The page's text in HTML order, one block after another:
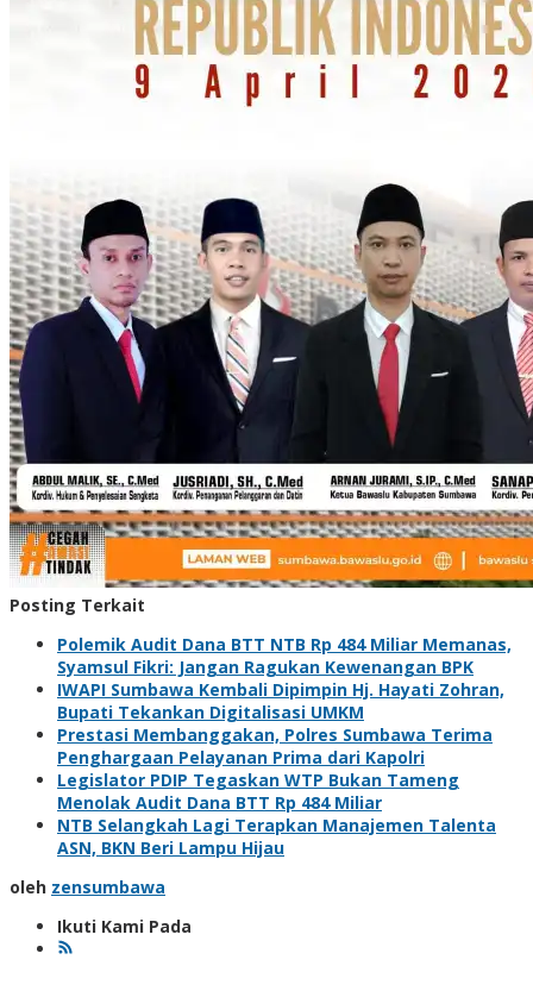
Posting Terkait
Polemik Audit Dana BTT NTB Rp 484 Miliar Memanas,
Syamsul Fikri: Jangan Ragukan Kewenangan BPK
IWAPI Sumbawa Kembali Dipimpin Hj. Hayati Zohran,
Bupati Tekankan Digitalisasi UMKM
Prestasi Membanggakan, Polres Sumbawa Terima
Penghargaan Pelayanan Prima dari Kapolri
Legislator PDIP Tegaskan WTP Bukan Tameng
Menolak Audit Dana BTT Rp 484 Miliar
NTB Selangkah Lagi Terapkan Manajemen Talenta
ASN, BKN Beri Lampu Hijau
oleh zensumbawa
Ikuti Kami Pada